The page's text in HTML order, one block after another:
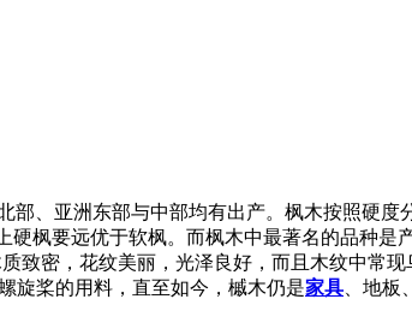
、亚洲东部与中部均有出产。枫木按照硬度
枫要远优于软枫。而枫木中最著名的品种是
致密，花纹美丽，光泽良好，而且木纹中常现
旋桨的用料，直至如今，槭木仍是家具 、地板